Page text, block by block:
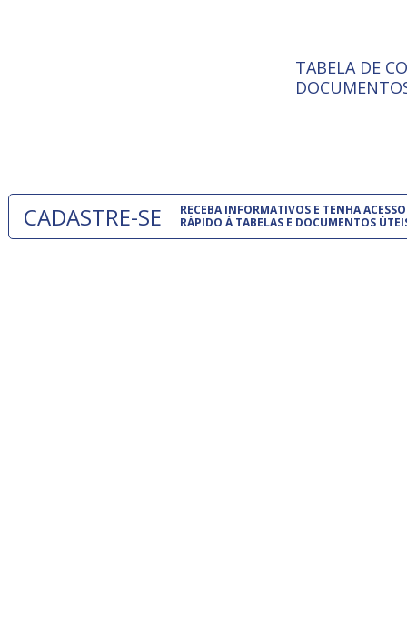
ISO 9001:
A
TABELA DE
CADASTRE-SE
RECEBA INFORMATIVOS E TENHA ACESSO
RÁPIDO À TABELAS E DOCUMENTOS